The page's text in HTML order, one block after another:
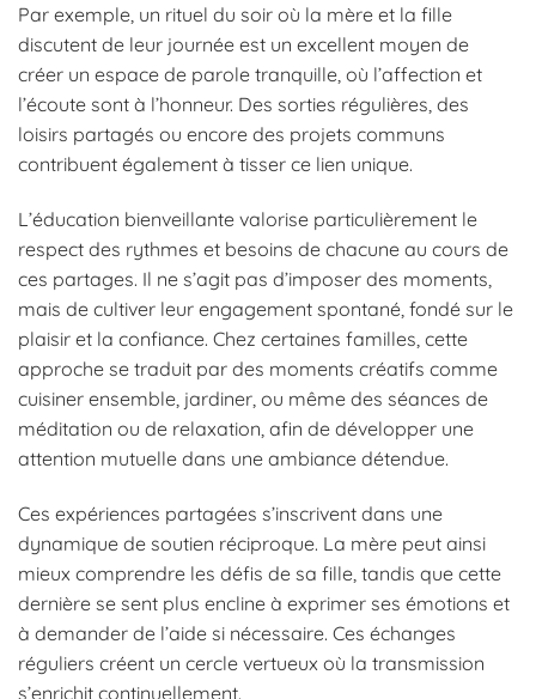
Par exemple, un rituel du soir où la mère et la fille
discutent de leur journée est un excellent moyen de
créer un espace de parole tranquille, où l’affection et
l’écoute sont à l’honneur. Des sorties régulières, des
loisirs partagés ou encore des projets communs
contribuent également à tisser ce lien unique.
L’éducation bienveillante valorise particulièrement le
respect des rythmes et besoins de chacune au cours de
ces partages. Il ne s’agit pas d’imposer des moments,
mais de cultiver leur engagement spontané, fondé sur le
plaisir et la confiance. Chez certaines familles, cette
approche se traduit par des moments créatifs comme
cuisiner ensemble, jardiner, ou même des séances de
méditation ou de relaxation, afin de développer une
attention mutuelle dans une ambiance détendue.
Ces expériences partagées s’inscrivent dans une
dynamique de soutien réciproque. La mère peut ainsi
mieux comprendre les défis de sa fille, tandis que cette
dernière se sent plus encline à exprimer ses émotions et
à demander de l’aide si nécessaire. Ces échanges
réguliers créent un cercle vertueux où la transmission
s’enrichit continuellement.